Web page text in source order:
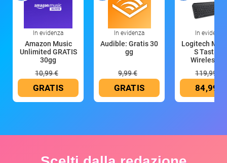
In evidenza
Amazon Music
Unlimited GRATIS
30gg
10,99 €
GRATIS
In evidenza
Audible: Gratis 30
gg
9,99 €
GRATIS
In evidenza
Logitech MX
S Tastiera
Wireless
119,99 €
84,99 €